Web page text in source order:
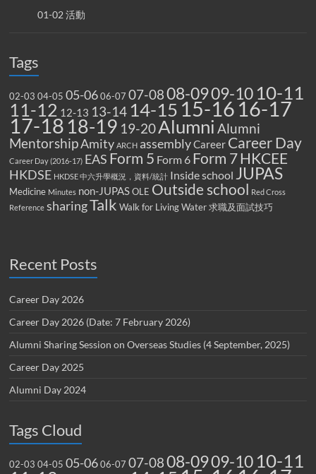
01-02 活動
Tags
02-03 04-05 05-06 06-07 07-0808-0909-10 10-11
11-12 12-13 13-14 14-15 15-16 16-17
17-18 18-19 19-20Alumni Alumni
MentorshipAmity ARCH assemblyCareer Career Day
Career Day (2016-17) EAS Form 5 Form 6 Form 7HKCEE
HKDSE HKDSE 中六升學概況，資料/統計 Inside school JUPAS
Medicine Minutes non-JUPAS OLE Outside school
Red Cross
Reference sharingTalk Walk for Living Water 求職及面試技巧
Recent Posts
Career Day 2026
Career Day 2026 (Date: 7 February 2026)
Alumni Sharing Session on Overseas Studies (4 September, 2025)
Career Day 2025
Alumni Day 2024
Tags Cloud
02-03 04-05 05-06 06-07 07-0808-0909-10 10-11